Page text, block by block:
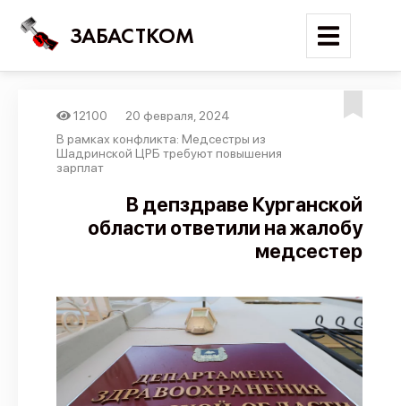
ЗАБАСТКОМ
Войти
Новости
Отчеты
Предложить публикацию
Справочник
API
12100
20 февраля, 2024
В рамках конфликта: Медсестры из
Шадринской ЦРБ требуют повышения
зарплат
В депздраве Курганской
области ответили на жалобу
медсестер